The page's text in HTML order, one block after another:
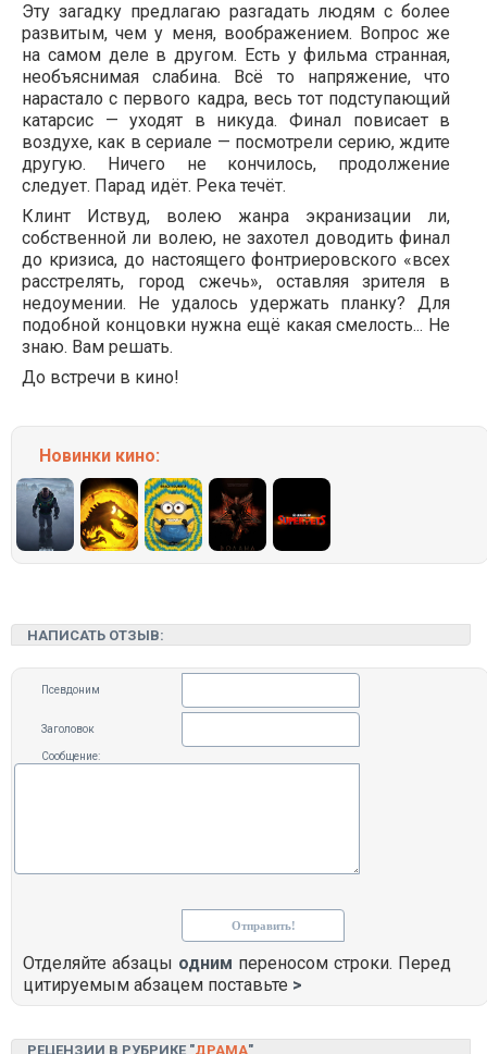
Эту загадку предлагаю разгадать людям с более
развитым, чем у меня, воображением. Вопрос же
на самом деле в другом. Есть у фильма странная,
необъяснимая слабина. Всё то напряжение, что
нарастало с первого кадра, весь тот подступающий
катарсис — уходят в никуда. Финал повисает в
воздухе, как в сериале — посмотрели серию, ждите
другую. Ничего не кончилось, продолжение
следует. Парад идёт. Река течёт.
Клинт Иствуд, волею жанра экранизации ли,
собственной ли волею, не захотел доводить финал
до кризиса, до настоящего фонтриеровского «всех
расстрелять, город сжечь», оставляя зрителя в
недоумении. Не удалось удержать планку? Для
подобной концовки нужна ещё какая смелость... Не
знаю. Вам решать.
До встречи в кино!
Новинки кино:
НАПИСАТЬ ОТЗЫВ:
Псевдоним
Заголовок
Сообщение:
Отделяйте абзацы одним переносом строки. Перед
цитируемым абзацем поставьте >
РЕЦЕНЗИИ В РУБРИКЕ "ДРАМА"